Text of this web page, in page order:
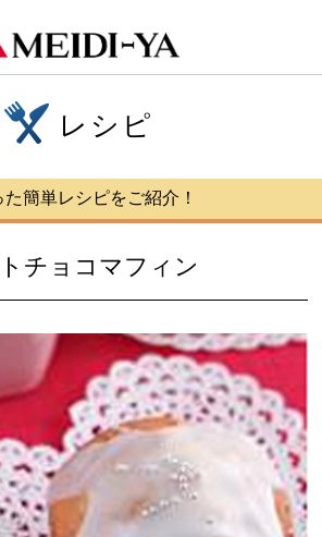
レシピ
簡単レシピをご紹介！
チョコマフィン